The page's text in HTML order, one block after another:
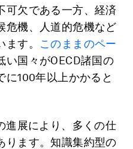
可欠である一方、経済
危機、人道的危機など
す。 このままのペー
い国々がOECD諸国の
に100年以上かかると
進展により、多くの仕
ります。知識集約型の